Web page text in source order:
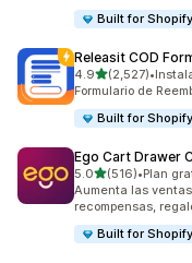
Built for Shopify
Releasit COD
4.9de 5 estrellas
(2,527)
2527 reseñas en
•
Formulario de
Built for Shopify
Ego Cart Drawer
5.0de 5 estrellas
(516)
516 reseñas en
•Plan
Aumenta las
recompensas,
Built for Shopify